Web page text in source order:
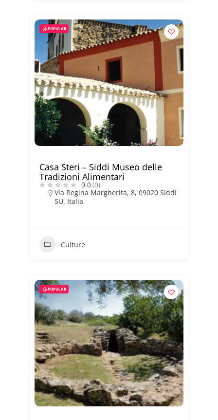
POPULAR
Casa Steri – Siddi Museo delle
Tradizioni Alimentari
0.0(0)
Via Regina Margherita, 8, 09020 Siddi
SU, Italia
Culture
POPULAR